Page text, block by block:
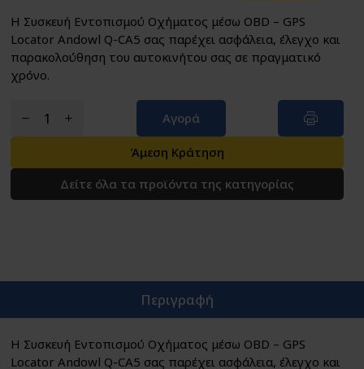
Η Συσκευή Εντοπισμού Οχήματος μέσω OBD – GPS
Locator Andowl Q-CA5 σας παρέχει ασφάλεια, έλεγχο και
παρακολούθηση του αυτοκινήτου σας σε πραγματικό
χρόνο.
Αγορά
Άμεση Κράτηση
Δείτε όλα τα προϊόντα της κατηγορίας
Περιγραφή
Η Συσκευή Εντοπισμού Οχήματος μέσω OBD – GPS
Locator Andowl Q-CA5 σας παρέχει ασφάλεια, έλεγχο και